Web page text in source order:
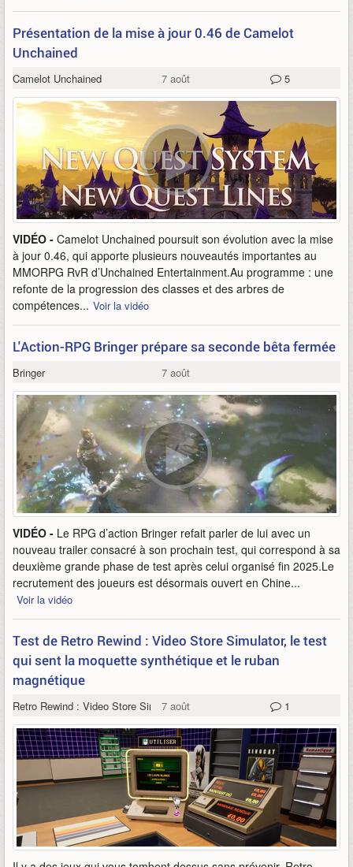
Présentation de la mise à jour 0.46 de Camelot
Unchained
Camelot Unchained 7 août 5
VIDÉO - Camelot Unchained poursuit son évolution avec la mise
à jour 0.46, qui apporte plusieurs nouveautés importantes au
MMORPG RvR d’Unchained Entertainment.Au programme : une
refonte de la progression des classes et des arbres de
compétences... Voir la vidéo
L'Action-RPG Bringer prépare sa seconde bêta fermée
Bringer 7 août
VIDÉO - Le RPG d’action Bringer refait parler de lui avec un
nouveau trailer consacré à son prochain test, qui correspond à sa
deuxième grande phase de test après celui organisé fin 2025.Le
recrutement des joueurs est désormais ouvert en Chine...
Voir la vidéo
Test de Retro Rewind : Video Store Simulator, le test
qui sent la moquette synthétique et le ruban
magnétique
Retro Rewind : Video Store Simulator
7 août 1